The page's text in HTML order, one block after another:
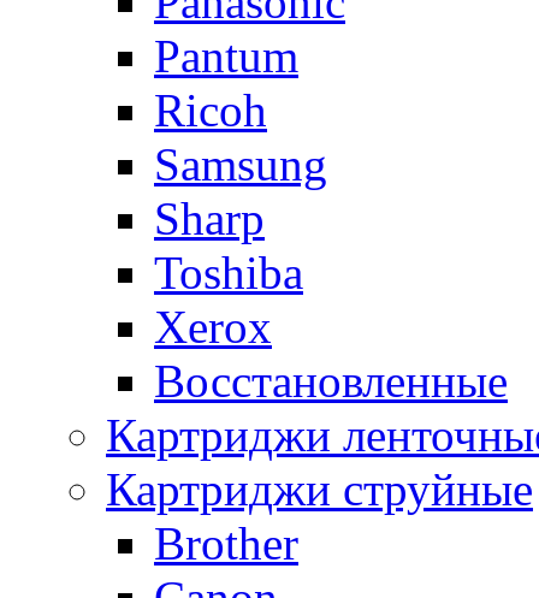
Pantum
Ricoh
Samsung
Sharp
Toshiba
Xerox
Восстановленные
Картриджи
Картриджи струйные
Brother